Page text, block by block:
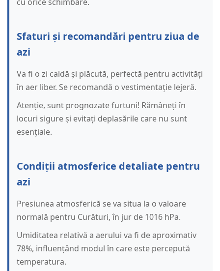
Sfaturi și recomandări pentru ziua de
azi
Va fi o zi caldă și plăcută, perfectă pentru activități
în aer liber. Se recomandă o vestimentație lejeră.
Atenție, sunt prognozate furtuni! Rămâneți în
locuri sigure și evitați deplasările care nu sunt
esențiale.
Condiții atmosferice detaliate pentru
azi
Presiunea atmosferică se va situa la o valoare
normală pentru Curături, în jur de 1016 hPa.
Umiditatea relativă a aerului va fi de aproximativ
78%, influențând modul în care este percepută
temperatura.